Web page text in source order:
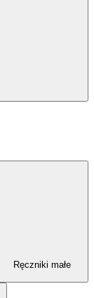
Ręczniki małe